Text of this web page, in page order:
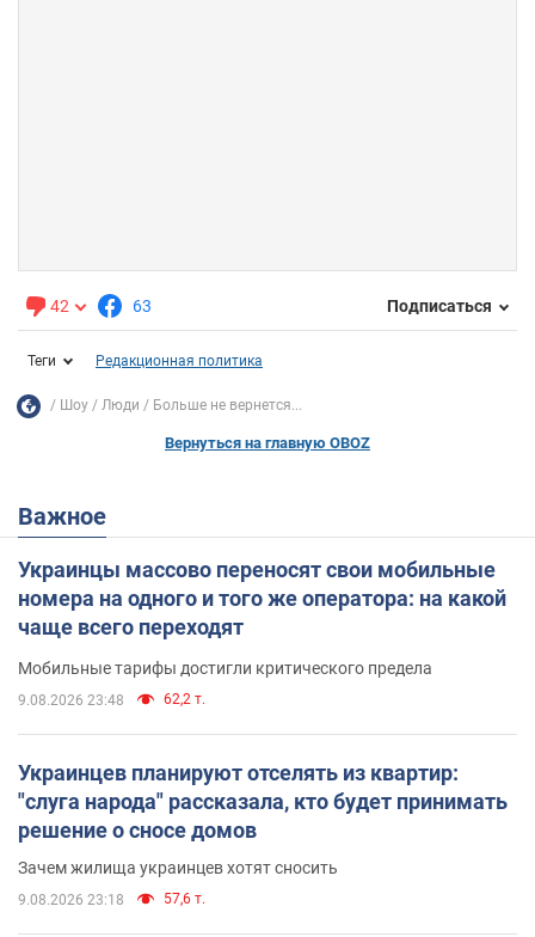
42 63 Подписаться
Теги Редакционная политика
Шоу Люди Больше не вернется...
Вернуться на главную OBOZ
Важное
Украинцы массово переносят свои мобильные
номера на одного и того же оператора: на какой
чаще всего переходят
Мобильные тарифы достигли критического предела
9.08.2026 23:48 62,2 т.
Украинцев планируют отселять из квартир:
"слуга народа" рассказала, кто будет принимать
решение о сносе домов
Зачем жилища украинцев хотят сносить
9.08.2026 23:18 57,6 т.